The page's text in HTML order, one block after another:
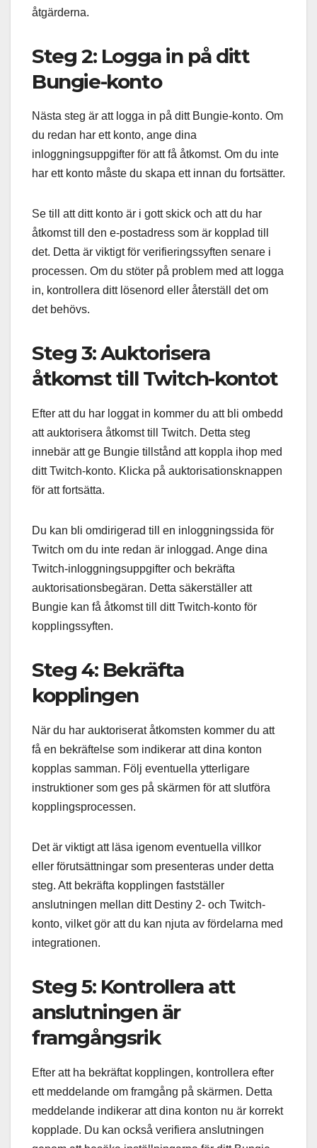
åtgärderna.
Steg 2: Logga in på ditt
Bungie-konto
Nästa steg är att logga in på ditt Bungie-konto. Om
du redan har ett konto, ange dina
inloggningsuppgifter för att få åtkomst. Om du inte
har ett konto måste du skapa ett innan du fortsätter.
Se till att ditt konto är i gott skick och att du har
åtkomst till den e-postadress som är kopplad till
det. Detta är viktigt för verifieringssyften senare i
processen. Om du stöter på problem med att logga
in, kontrollera ditt lösenord eller återställ det om
det behövs.
Steg 3: Auktorisera
åtkomst till Twitch-kontot
Efter att du har loggat in kommer du att bli ombedd
att auktorisera åtkomst till Twitch. Detta steg
innebär att ge Bungie tillstånd att koppla ihop med
ditt Twitch-konto. Klicka på auktorisationsknappen
för att fortsätta.
Du kan bli omdirigerad till en inloggningssida för
Twitch om du inte redan är inloggad. Ange dina
Twitch-inloggningsuppgifter och bekräfta
auktorisationsbegäran. Detta säkerställer att
Bungie kan få åtkomst till ditt Twitch-konto för
kopplingssyften.
Steg 4: Bekräfta
kopplingen
När du har auktoriserat åtkomsten kommer du att
få en bekräftelse som indikerar att dina konton
kopplas samman. Följ eventuella ytterligare
instruktioner som ges på skärmen för att slutföra
kopplingsprocessen.
Det är viktigt att läsa igenom eventuella villkor
eller förutsättningar som presenteras under detta
steg. Att bekräfta kopplingen fastställer
anslutningen mellan ditt Destiny 2- och Twitch-
konto, vilket gör att du kan njuta av fördelarna med
integrationen.
Steg 5: Kontrollera att
anslutningen är
framgångsrik
Efter att ha bekräftat kopplingen, kontrollera efter
ett meddelande om framgång på skärmen. Detta
meddelande indikerar att dina konton nu är korrekt
kopplade. Du kan också verifiera anslutningen